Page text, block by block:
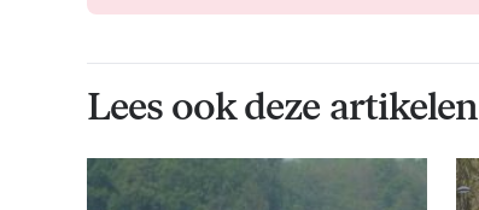
Lees ook deze artikelen